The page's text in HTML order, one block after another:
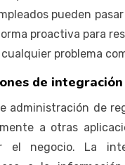
pueden
proactiva para
problema
de integración
administración de
a otras
el negocio. La